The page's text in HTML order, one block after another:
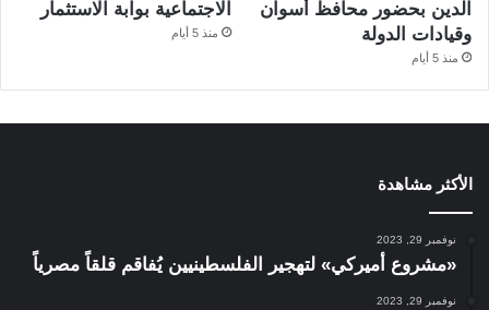
الدين بحضور محافظ أسوان
وقيادات الدولة
منذ 5 أيام
الاجتماعية بوابة الاستثمار
منذ 5 أيام
الأكثر مشاهدة
نوفمبر 29, 2023
«مشروع أميركي» لتهجير الفلسطينيين يُفاقم قلقاً مصرياً
نوفمبر 29, 2023